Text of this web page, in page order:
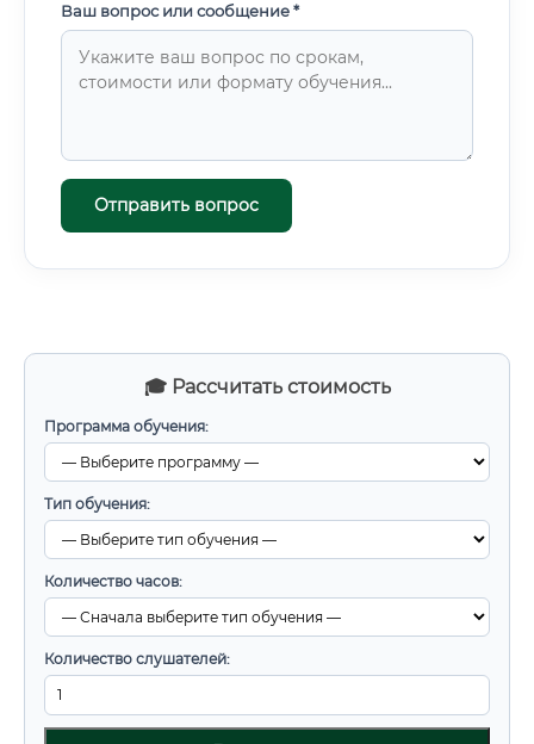
🎓 Рассчитать стоимость
Программа обучения:
Тип обучения:
Количество часов:
Количество слушателей:
Ваш вопрос или сообщение *
Отправить вопрос